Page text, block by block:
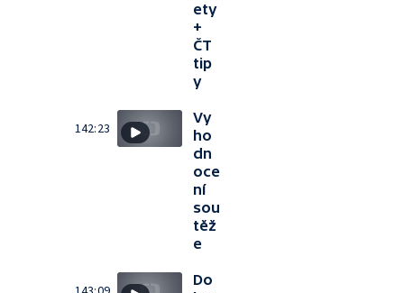
ety
+
ČT
tip
y
142:23
Vy
ho
dn
oce
ní
sou
těž
e
Do